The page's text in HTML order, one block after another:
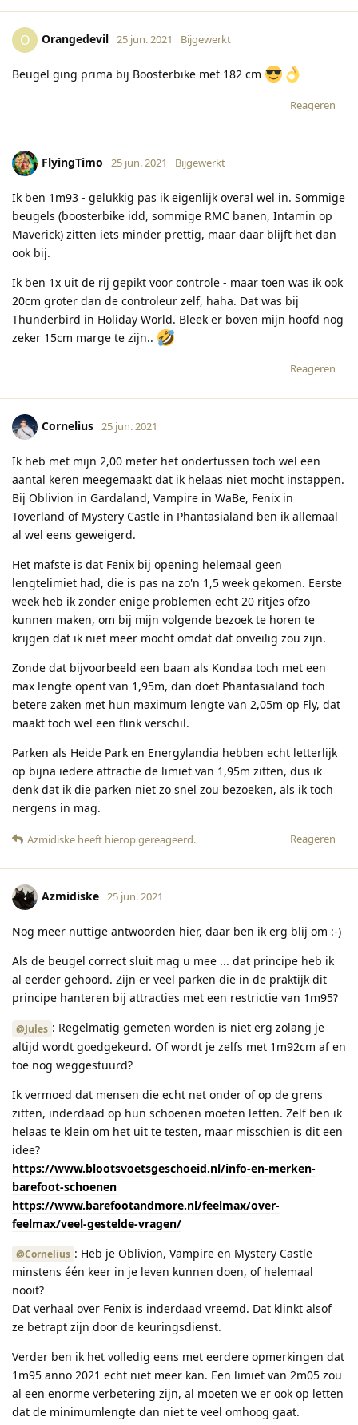
O Orangedevil 25 jun. 2021 Bijgewerkt
Beugel ging prima bij Boosterbike met 182 cm
Reageren
FlyingTimo 25 jun. 2021 Bijgewerkt
Ik ben 1m93 - gelukkig pas ik eigenlijk overal wel in. Sommige
beugels (boosterbike idd, sommige RMC banen, Intamin op
Maverick) zitten iets minder prettig, maar daar blijft het dan
ook bij.
Ik ben 1x uit de rij gepikt voor controle - maar toen was ik ook
20cm groter dan de controleur zelf, haha. Dat was bij
Thunderbird in Holiday World. Bleek er boven mijn hoofd nog
zeker 15cm marge te zijn..
Reageren
Cornelius 25 jun. 2021
Ik heb met mijn 2,00 meter het ondertussen toch wel een
aantal keren meegemaakt dat ik helaas niet mocht instappen.
Bij Oblivion in Gardaland, Vampire in WaBe, Fenix in
Toverland of Mystery Castle in Phantasialand ben ik allemaal
al wel eens geweigerd.
Het mafste is dat Fenix bij opening helemaal geen
lengtelimiet had, die is pas na zo'n 1,5 week gekomen. Eerste
week heb ik zonder enige problemen echt 20 ritjes ofzo
kunnen maken, om bij mijn volgende bezoek te horen te
krijgen dat ik niet meer mocht omdat dat onveilig zou zijn.
Zonde dat bijvoorbeeld een baan als Kondaa toch met een
max lengte opent van 1,95m, dan doet Phantasialand toch
betere zaken met hun maximum lengte van 2,05m op Fly, dat
maakt toch wel een flink verschil.
Parken als Heide Park en Energylandia hebben echt letterlijk
op bijna iedere attractie de limiet van 1,95m zitten, dus ik
denk dat ik die parken niet zo snel zou bezoeken, als ik toch
nergens in mag.
Reageren
Azmidiske heeft hierop gereageerd.
Azmidiske 25 jun. 2021
Nog meer nuttige antwoorden hier, daar ben ik erg blij om :-)
Als de beugel correct sluit mag u mee ... dat principe heb ik
al eerder gehoord. Zijn er veel parken die in de praktijk dit
principe hanteren bij attracties met een restrictie van 1m95?
@Jules : Regelmatig gemeten worden is niet erg zolang je
altijd wordt goedgekeurd. Of wordt je zelfs met 1m92cm af en
toe nog weggestuurd?
Ik vermoed dat mensen die echt net onder of op de grens
zitten, inderdaad op hun schoenen moeten letten. Zelf ben ik
helaas te klein om het uit te testen, maar misschien is dit een
idee?
https://www.blootsvoetsgeschoeid.nl/info-en-merken-
barefoot-schoenen
https://www.barefootandmore.nl/feelmax/over-
feelmax/veel-gestelde-vragen/
@Cornelius : Heb je Oblivion, Vampire en Mystery Castle
minstens één keer in je leven kunnen doen, of helemaal
nooit?
Dat verhaal over Fenix is inderdaad vreemd. Dat klinkt alsof
ze betrapt zijn door de keuringsdienst.
Verder ben ik het volledig eens met eerdere opmerkingen dat
1m95 anno 2021 echt niet meer kan. Een limiet van 2m05 zou
al een enorme verbetering zijn, al moeten we er ook op letten
dat de minimumlengte dan niet te veel omhoog gaat.